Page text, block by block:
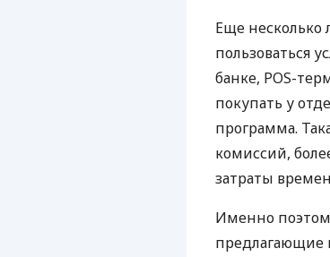
Еще несколько
пользоваться
банке, POS-
покупать у
программа.
комиссий,
затраты
Именно
предлагающие